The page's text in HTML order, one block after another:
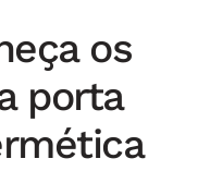
os
porta